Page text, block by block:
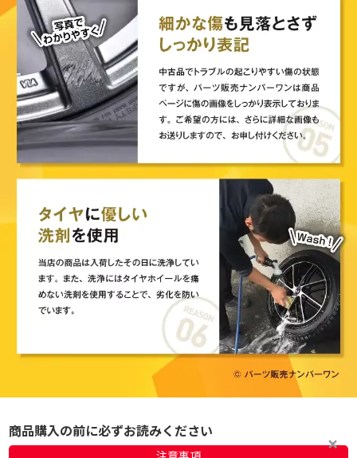
商品購入の前に必ずお読みください